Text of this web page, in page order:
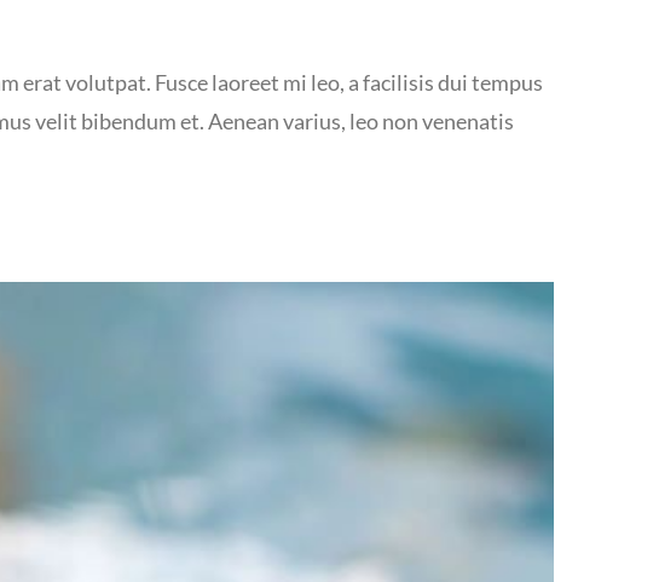
erat volutpat. Fusce laoreet mi leo, a facilisis dui tempus
velit bibendum et. Aenean varius, leo non venenatis